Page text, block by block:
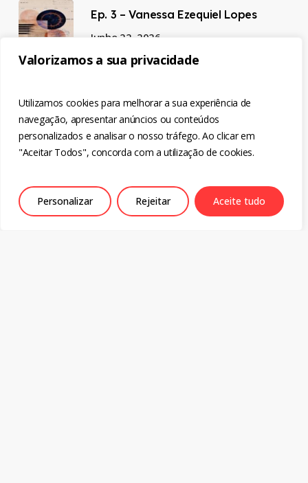
Valorizamos a sua privacidade
Utilizamos cookies para melhorar a sua experiência de
navegação, apresentar anúncios ou conteúdos
personalizados e analisar o nosso tráfego. Ao clicar em
"Aceitar Todos", concorda com a utilização de cookies.
Personalizar Rejeitar Aceite tudo
Ep. 3 – Vanessa Ezequiel Lopes
Junho 22, 2026
Junho 22, 2026
Ep. 1 – Natália Cardoso
Junho 22, 2026